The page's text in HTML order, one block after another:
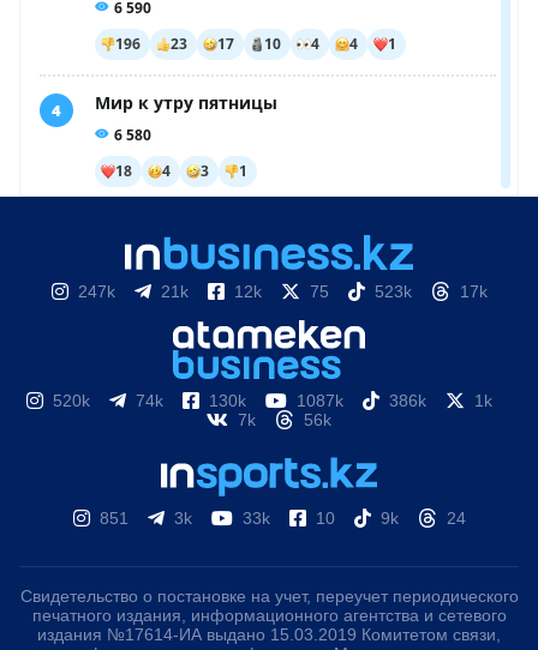
247k 21k 12k 75 523k 17k
520k 74k 130k 1087k 386k
1k
7k
56k
851 3k 33k 10 9k 24
Свидетельство о постановке на учет, переучет периодического
печатного издания, информационного агентства и сетевого
издания №17614-ИА выдано 15.03.2019 Комитетом связи,